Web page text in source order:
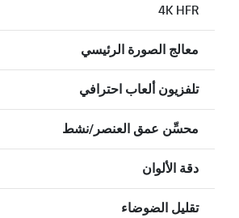
4K HFR
معالج الصورة الرئيسي
تلفزيون ألعاب احترافي
محسِّن عمق العنصر/نشط
دقة الألوان
تقليل الضوضاء